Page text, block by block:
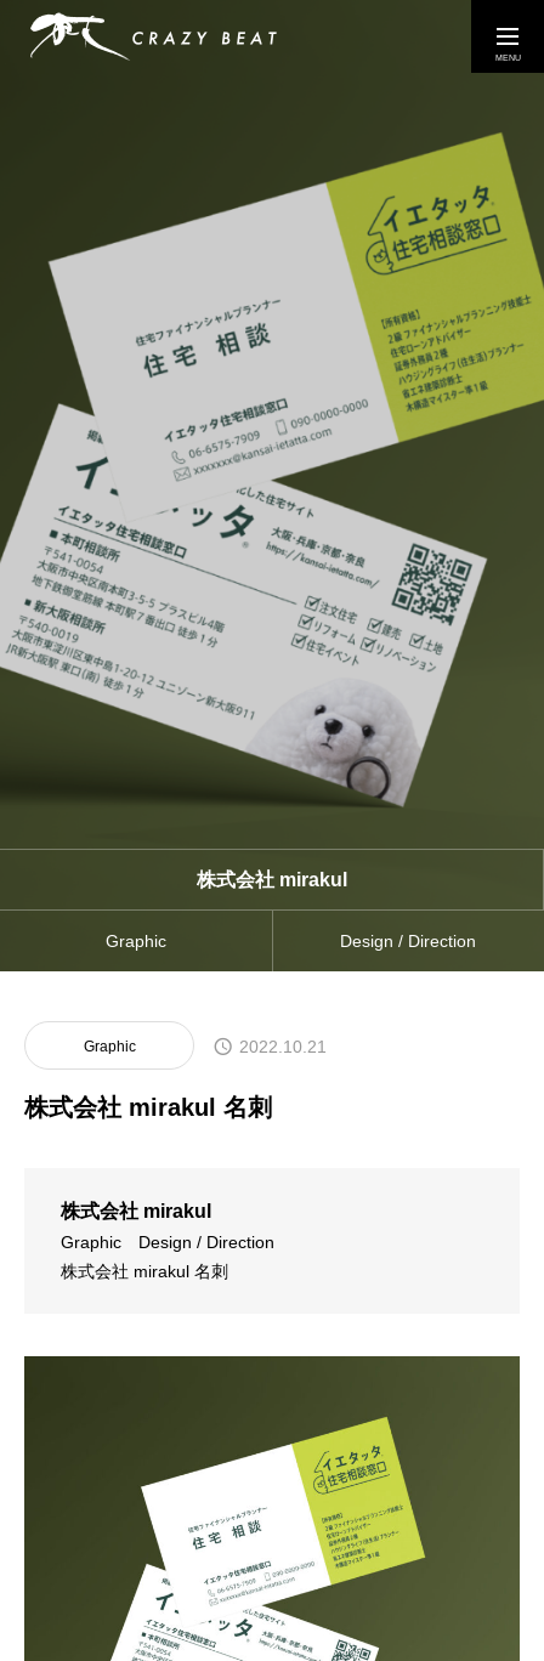
EXHIBITIONS / EVENTS
CONTACT
株式会社 mirakul
Graphic Design / Direction
Graphic 2022.10.21
株式会社 mirakul 名刺
株式会社 mirakul
Graphic
Design / Direction
株式会社 mirakul 名刺